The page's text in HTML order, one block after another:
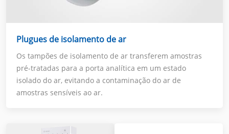
Plugues de isolamento de ar
Os tampões de isolamento de ar transferem amostras
pré-tratadas para a porta analítica em um estado
isolado do ar, evitando a contaminação do ar de
amostras sensíveis ao ar.